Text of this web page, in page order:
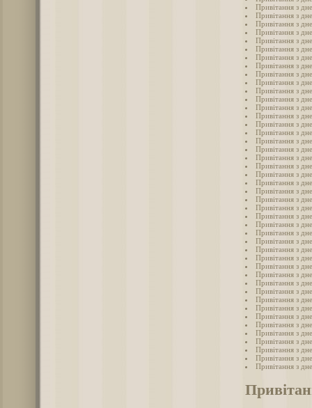
Привітання з
Привітання з
Привітання з
Привітання з
Привітання з
Привітання з
Привітання з
Привітання з
Привітання з
Привітання з
Привітання з
Привітання з
Привітання з
Привітання з
Привітання з
Привітання з
Привітання з
Привітання з
Привітання з
Привітання з
Привітання з
Привітання з
Привітання з
Привітання з
Привітання з
Привітання з
Привітання з
Привітання з
Привітання з
Привітання з
Привітання з
Привітання з
Привітання з
Привітання з
Привітання з
Привітання з
Привітання з
Привітання з
Привітання з
Привітання з
Привітання з
Привітання з
Привітання з
Привітання з